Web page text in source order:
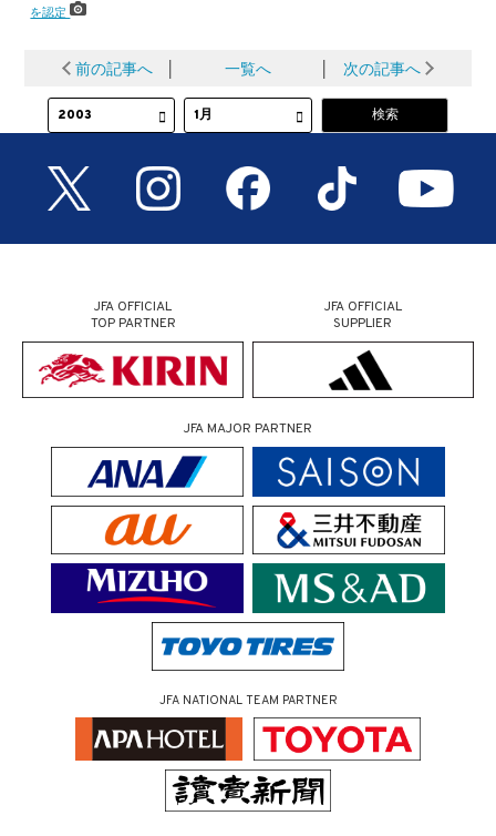
を認定
前の記事へ │ 一覧へ │ 次の記事へ
JFA OFFICIAL
TOP PARTNER
JFA OFFICIAL
SUPPLIER
JFA MAJOR PARTNER
JFA NATIONAL TEAM PARTNER